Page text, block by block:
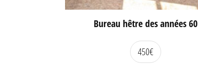
Bureau hêtre des années 60
450€